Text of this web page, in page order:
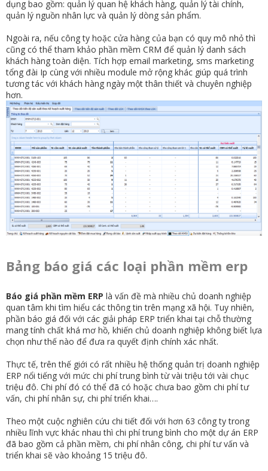
dụng bao gồm: quản lý quan hệ khách hàng, quản lý tài chính,
quản lý nguồn nhân lực và quản lý dòng sản phẩm.
Ngoài ra, nếu công ty hoặc cửa hàng của bạn có quy mô nhỏ thì
cũng có thể tham khảo phần mềm CRM để quản lý danh sách
khách hàng toàn diện. Tích hợp email marketing, sms marketing
tổng đài Ip cùng với nhiều module mở rộng khác giúp quá trình
tương tác với khách hàng ngày một thân thiết và chuyên nghiệp
hơn.
Bảng báo giá các loại phần mềm erp
Báo giá phần mềm ERP là vấn đề mà nhiều chủ doanh nghiệp
quan tâm khi tìm hiểu các thông tin trên mạng xã hội. Tuy nhiên,
phần báo giá đối với các giải pháp ERP triển khai tại chỗ thường
mang tính chất khá mơ hồ, khiến chủ doanh nghiệp không biết lựa
chọn như thế nào để đưa ra quyết định chính xác nhất.
Thực tế, trên thế giới có rất nhiều hệ thống quản trị doanh nghiệp
ERP nổi tiếng với mức chi phí trung bình từ vài triệu tới vài chục
triệu đô. Chi phí đó có thể đã có hoặc chưa bao gồm chi phí tư
vấn, chi phí nhân sự, chi phí triển khai….
Theo một cuộc nghiên cứu chi tiết đối với hơn 63 công ty trong
nhiều lĩnh vực khác nhau thì chi phí trung bình cho một dự án ERP
đã bao gồm cả phần mềm, chi phí nhân công, chi phí tư vấn và
triển khai sẽ vào khoảng 15 triệu đô.